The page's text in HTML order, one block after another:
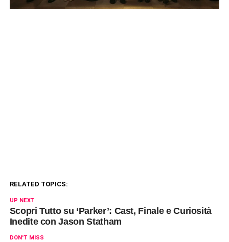
RELATED TOPICS:
UP NEXT
Scopri Tutto su ‘Parker’: Cast, Finale e Curiosità
Inedite con Jason Statham
DON'T MISS